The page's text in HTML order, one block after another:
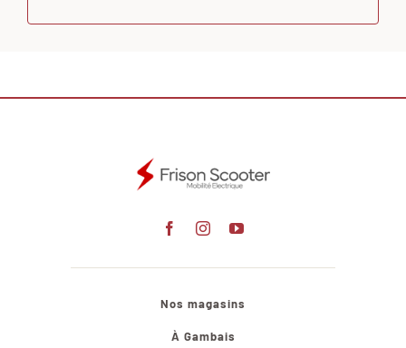
Nos magasins
À Gambais